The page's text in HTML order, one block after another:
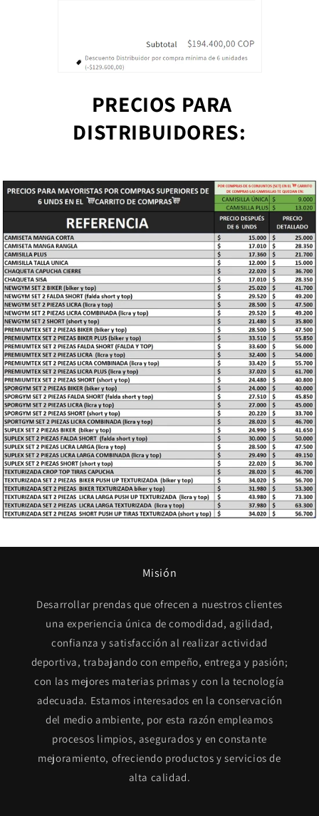
PRECIOS PARA
DISTRIBUIDORES:
Misión
Desarrollar prendas que ofrecen a nuestros clientes
una experiencia única de comodidad, agilidad,
confianza y satisfacción al realizar actividad
deportiva, trabajando con empeño, entrega y pasión;
con las mejores materias primas y con la tecnología
adecuada. Estamos interesados en la conservación
del medio ambiente, por esta razón empleamos
procesos limpios, asegurados y en constante
mejoramiento, ofreciendo productos y servicios de
alta calidad.